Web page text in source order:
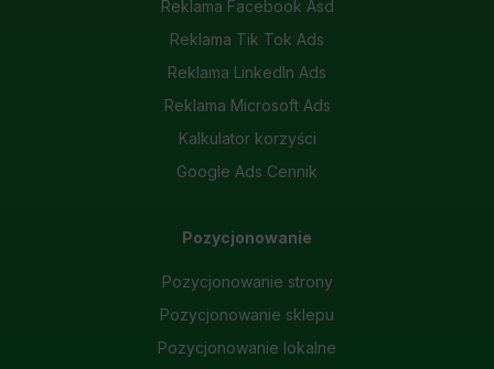
Reklama Facebook Asd
Reklama Tik Tok Ads
Reklama LinkedIn Ads
Reklama Microsoft Ads
Kalkulator korzyści
Google Ads Cennik
Pozycjonowanie
Pozycjonowanie strony
Pozycjonowanie sklepu
Pozycjonowanie lokalne